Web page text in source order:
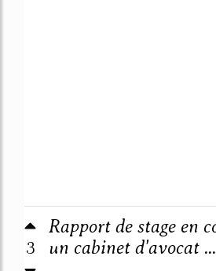
3
Rapport de stage en
un cabinet d'avocat ...